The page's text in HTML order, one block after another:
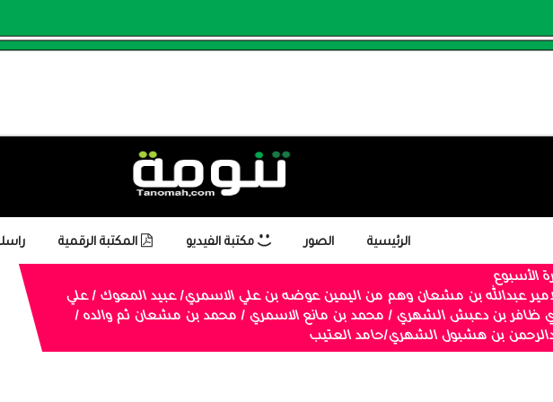
الرئيسية الصور مكتبة الفيديو المكتبة الرقمية
الأسبوع
عبدالله بن مشعان وهم من اليمين عوضه بن علي الاسمري/ عبيد المعوك / علي
ظافر بن دعبش الشهري / محمد بن مانع الاسمري / محمد بن مشعان ثم والده /
بن هشبول الشهري/حامد العتيب